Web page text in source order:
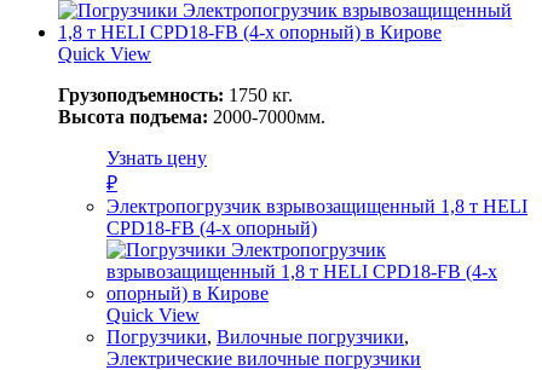
Quick View
Грузоподъемность: 1750 кг.
Высота подъема: 2000-7000мм.
Узнать цену
₽
Электропогрузчик взрывозащищенный 1,8 т HELI
CPD18-FB (4-х опорный)
Quick View
Погрузчики, Вилочные погрузчики,
Электрические вилочные погрузчики